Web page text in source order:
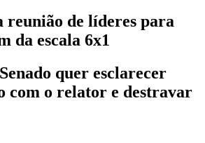
reunião de líderes para
da escala 6x1
quer esclarecer
com o relator e destravar